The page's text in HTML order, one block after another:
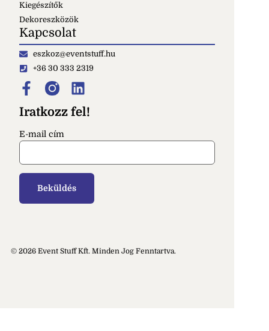
Kiegészítők
Dekoreszközök
Kapcsolat
eszkoz@eventstuff.hu
+36 30 333 2319
Iratkozz fel!
E-mail cím
© 2026 Event Stuff Kft. Minden Jog Fenntartva.